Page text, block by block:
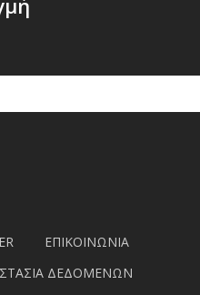
ΕΠΙΚΟΙΝΩΝΙΑ
ΔΕΔΟΜΕΝΩΝ